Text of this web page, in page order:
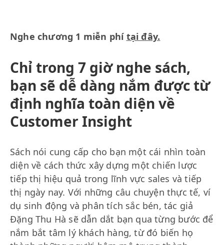
Nghe chương 1 miễn phí tại đây.
Chỉ trong 7 giờ nghe sách,
bạn sẽ dễ dàng nắm được từ
định nghĩa toàn diện về
Customer Insight
Sách nói cung cấp cho bạn một cái nhìn toàn
diện về cách thức xây dựng một chiến lược
tiếp thị hiệu quả trong lĩnh vực sales và tiếp
thị ngày nay. Với những câu chuyện thực tế, ví
dụ sinh động và phân tích sắc bén, tác giả
Đặng Thu Hà sẽ dẫn dắt bạn qua từng bước để
nắm bắt tâm lý khách hàng, từ đó biến họ